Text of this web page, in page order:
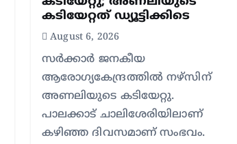
കടിയേറ്റത് ഡ്യൂട്ടിക്കിടെ
August 6, 2026
സര്‍ക്കാര്‍ ജനകീയ
ആരോഗ്യകേന്ദ്രത്തില്‍ നഴ്സിന്
അണലിയുടെ കടിയേറ്റു.
പാലക്കാട് ചാലിശേരിയിലാണ്
കഴിഞ്ഞ ദിവസമാണ് സംഭവം.